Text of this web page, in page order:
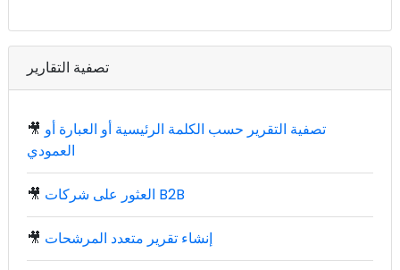
تصفية التقارير
🎥 تصفية التقرير حسب الكلمة الرئيسية أو العبارة أو
العمودي
🎥 العثور على شركات B2B
🎥 إنشاء تقرير متعدد المرشحات